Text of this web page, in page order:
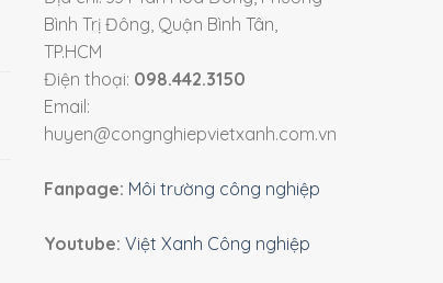
Bình Trị Đông, Quận Bình Tân,
TP.HCM
Điện thoại: 098.442.3150
Email:
huyen@congnghiepvietxanh.com.vn
Fanpage: Môi trường công nghiệp
Youtube: Việt Xanh Công nghiệp